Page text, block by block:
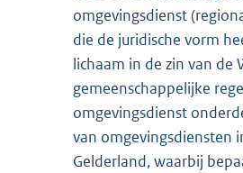
omgevingsdienst
die de juridische vorm
lichaam in de zin van de
gemeenschappelijke
omgevingsdienst
van omgevingsdiensten
Gelderland, waarbij